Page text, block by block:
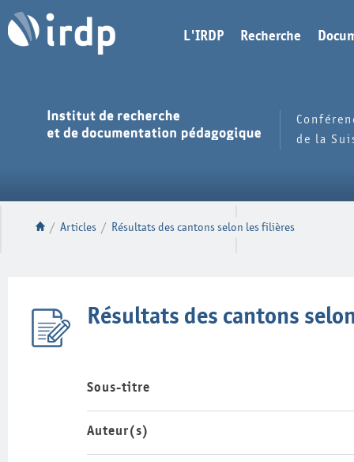
L'IRDP Recherche
de la
/ Articles / Résultats des cantons selon les filières
Résultats des cantons
Sous-titre
Auteur(s)